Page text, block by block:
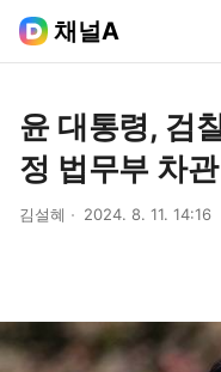
채널A
윤 대통령, 검
정 법무부 차
김설혜 2024. 8. 11. 14:16